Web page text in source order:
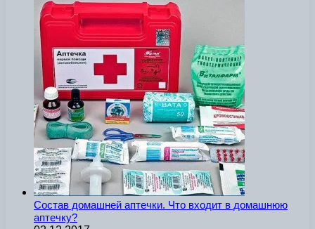
Состав домашней аптечки. Что входит в домашнюю
аптечку?